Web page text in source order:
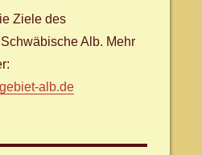
Ziele des
Alb. Mehr
alb.de